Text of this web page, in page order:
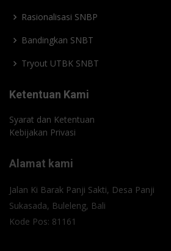
Rasionalisasi SNBP
Bandingkan SNBT
Tryout UTBK SNBT
Ketentuan Kami
Syarat dan Ketentuan
Kebijakan Privasi
Alamat kami
Jalan Ki Barak Panji Sakti, Desa Panji
Sukasada, Buleleng, Bali
Kode Pos: 81161